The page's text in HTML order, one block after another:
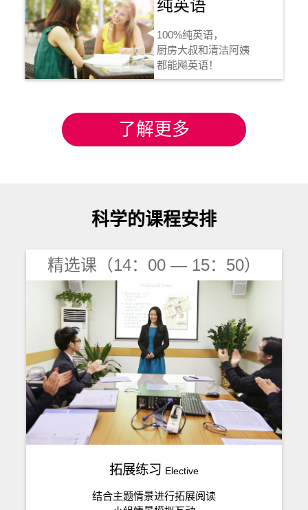
纯英语
100%纯英语，
厨房大叔和清洁阿姨
都能飚英语！
了解更多
科学的课程安排
精选课（14：00 — 15：50）
拓展练习 Elective
结合主题情景进行拓展阅读